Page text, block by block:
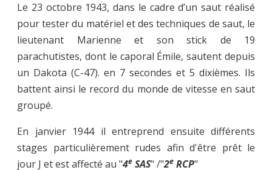
Le 23 octobre 1943, dans le cadre d’un saut réalisé
pour tester du matériel et des techniques de saut, le
lieutenant Marienne et son stick de 19
parachutistes, dont le caporal Émile, sautent depuis
un Dakota (C-47). en 7 secondes et 5 dixièmes. Ils
battent ainsi le record du monde de vitesse en saut
groupé.
En janvier 1944 il entreprend ensuite différents
stages particulièrement rudes afin d'être prêt le
jour J et est affecté au "4e SAS" /"2e RCP"